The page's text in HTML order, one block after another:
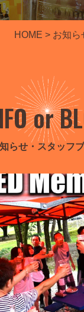
HOME > お知ら
or
らせ・スタッフ